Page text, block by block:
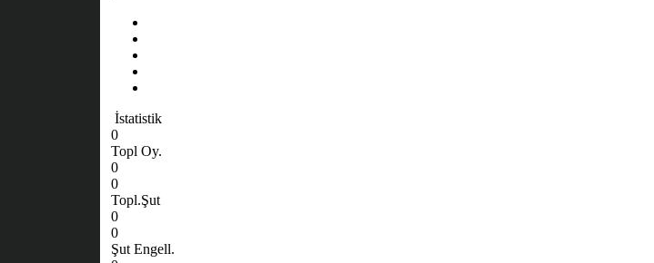
İstatistik
0
Topl Oy.
0
0
Topl.Şut
0
0
Şut Engell.